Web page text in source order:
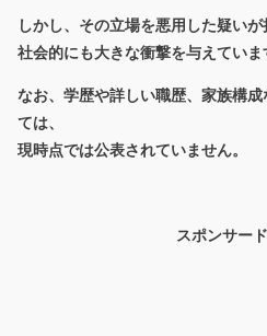
しかし、その立場を悪用した疑いが
社会的にも大きな衝撃を与えていま
なお、学歴や詳しい職歴、家族構
ては、
現時点では公表されていません。
スポンサー